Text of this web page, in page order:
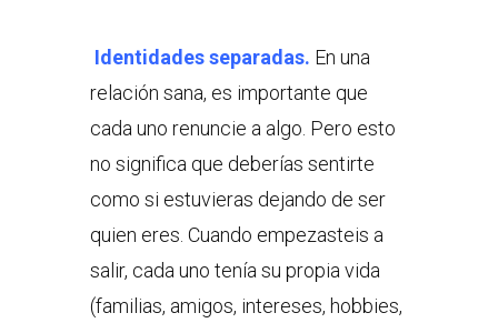
Identidades separadas. En una
relación sana, es importante que
cada uno renuncie a algo. Pero esto
no significa que deberías sentirte
como si estuvieras dejando de ser
quien eres. Cuando empezasteis a
salir, cada uno tenía su propia vida
(familias, amigos, intereses, hobbies,